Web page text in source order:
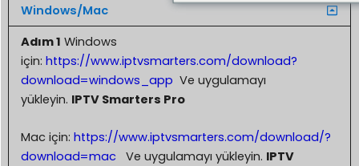
Windows/Mac
Adım 1 Windows
için: https://www.iptvsmarters.com/download?
download=windows_app Ve uygulamayı
yükleyin. IPTV Smarters Pro
Mac için: https://www.iptvsmarters.com/download/?
download=mac
Ve uygulamayı yükleyin. IPTV